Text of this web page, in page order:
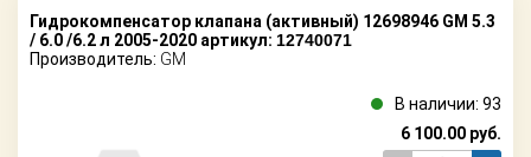
Гидрокомпенсатор клапана (активный) 12698946 GM 5.3
/ 6.0 /6.2 л 2005-2020 артикул: 12740071
Производитель: GM
В наличии: 93
6 100.00руб.